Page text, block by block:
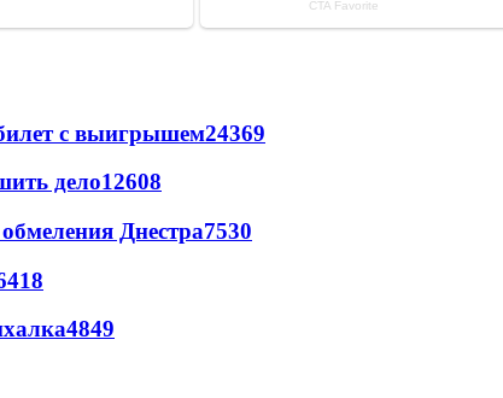
с выигрышем24369
дело12608
Днестра7530
4849